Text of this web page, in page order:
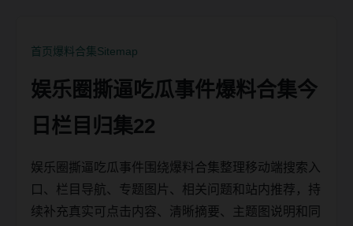
首页 爆料合集Sitemap
娱乐圈撕逼吃瓜事件爆料合集今
日栏目归集22
娱乐圈撕逼吃瓜事件围绕爆料合集整理移动端搜索入
口、栏目导航、专题图片、相关问题和站内推荐，持
续补充真实可点击内容、清晰摘要、主题图说明和同